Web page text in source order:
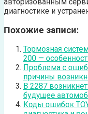
диагностике и
Похожие записи:
Тормозная
200 —
Проблема с
причины
В 2287
будущее
Коды ошибок